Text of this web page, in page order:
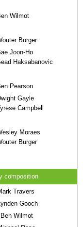
Wilmot
Burger
Joon-Ho
Haksabanovic
Pearson
Gayle
Campbell
Moraes
Burger
composition
Travers
Gooch
Ben Wilmot